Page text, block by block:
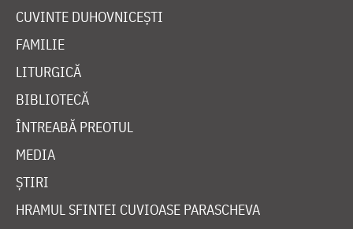
CUVINTE DUHOVNICEȘTI
FAMILIE
LITURGICĂ
BIBLIOTECĂ
ÎNTREABĂ PREOTUL
MEDIA
ȘTIRI
HRAMUL SFINTEI CUVIOASE PARASCHEVA